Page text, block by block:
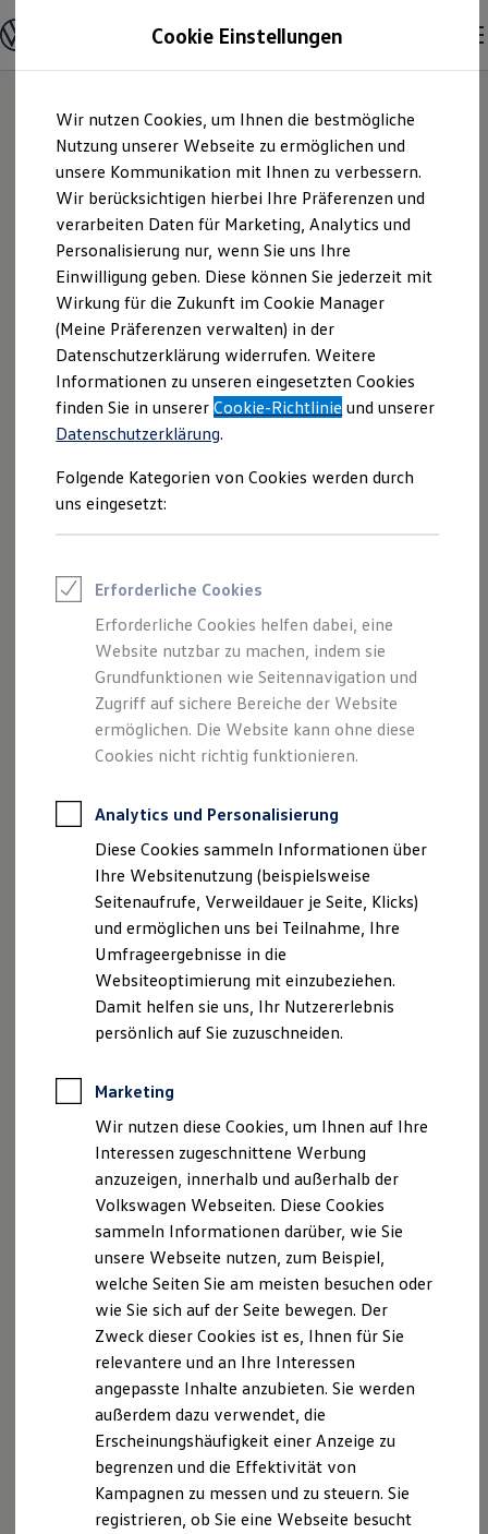
Hauptinhalt
springen
Footer
springen
Modelle und Konfigurator
Konfigurator
Modelle vergleichen
Elektroautos
ENERGY Sondermodelle
Nutzfahrzeuge
SUV und CUV
Familienautos
Kombis
Kompaktwagen
Sportwagen
Schnell verfügbare Fahrzeuge
Angebote und Produkte
Aktuelle Angebote
E-Auto-Förderung
Volkswagen Marktplatz
Die ENERGY Sondermodelle
Junge Gebrauchtwagen und Gebrauchtwagen
Volkswagen Zertifizierte Gebrauchtwagen
Elektromobilität bei Gebrauchtwagen
Saisonangebote
Reifenpakete
Leasing
Leasing-Angebote
Elektroauto Leasing
Kleinwagen-Leasing
Leasing ohne Anzahlung
Finanzierung
Autokredit mit Schlussrate
Versicherungen und Garantien
Kfz-Versicherung
Restschuldversicherungen
Garantien
Professional Class bei Volkswagen
Behörden
Direktkunden
Sonderfahrzeuge
Anpfiff zum Gewinn
Elektromobilität
Elektroautos
ID. Tutorials
Elektrofahrzeugkonzepte
ID. EVERY1
Reichweite
Rekuperation
Laden unterwegs
Laden Zuhause
Ladestationen finden
Ladezeitensimulator
Batterie
Sicherheit
Nachhaltigkeit
Technologie
Kosten und Kauf
Kaufoptionen
E-Auto-Förderung
Software und Konnektivität
Die ID. Software 6
ID. Software Versionen und Updates
Digitale Extras
Schnittstellen zu Ihrem ID.
Hybridautos
Marke und Erlebnis
Volkswagen R und R Experience
Johann Wiedmann
GmbH | Impressum
& Rechtliches
Hier finden Sie Informationen über uns
(Johann Wiedmann GmbH) als
verantwortlichen Anbieter von Inhalten
und Angeboten, die auf dieser Website
speziell aufgeführt sind.
Impressum
Datenschutzerklärung
Nutzung von Terminbuchung Online
Impressum
Firma:
Johann Wiedmann GmbH
Donaustraße 27
93342 Saal an der Donau
Geschäftsführung: Johannes Marx
Geschäftsleitung: Oscar Voorvaart
Kontakt:
VW Telefon: 09441-6883-0
VW Telefax: 09441-6883-80
E-Mail:info@autohaus-wiedmann.de
www.autohaus-wiedmann.de
DE 813947725
Handelsregisternummer:
Registergericht Regensburg, HRB 1912
Versicherungsvertreter mit Erlaubnisbefreiung,
Bundesrepublik Deutschland
Erlaubnisbefreiung nach §34d Abs. 3 GewO
Cookie Einstellungen
Wir nutzen Cookies, um Ihnen die bestmögliche
Nutzung unserer Webseite zu ermöglichen und
unsere Kommunikation mit Ihnen zu verbessern.
Wir berücksichtigen hierbei Ihre Präferenzen und
verarbeiten Daten für Marketing, Analytics und
Personalisierung nur, wenn Sie uns Ihre
Einwilligung geben. Diese können Sie jederzeit mit
Wirkung für die Zukunft im Cookie Manager
(Meine Präferenzen verwalten) in der
Datenschutzerklärung widerrufen. Weitere
Informationen zu unseren eingesetzten Cookies
finden Sie in unsererCookie-Richtlinie und unserer
Datenschutzerklärung.
Folgende Kategorien von Cookies werden durch
uns eingesetzt:
Erforderliche Cookies
Erforderliche Cookies helfen dabei, eine
Website nutzbar zu machen, indem sie
Grundfunktionen wie Seitennavigation und
Zugriff auf sichere Bereiche der Website
ermöglichen. Die Website kann ohne diese
Cookies nicht richtig funktionieren.
Analytics und Personalisierung
Diese Cookies sammeln Informationen über
Ihre Websitenutzung (beispielsweise
Seitenaufrufe, Verweildauer je Seite, Klicks)
und ermöglichen uns bei Teilnahme, Ihre
Umfrageergebnisse in die
Websiteoptimierung mit einzubeziehen.
Damit helfen sie uns, Ihr Nutzererlebnis
persönlich auf Sie zuzuschneiden.
Marketing
Wir nutzen diese Cookies, um Ihnen auf Ihre
Interessen zugeschnittene Werbung
anzuzeigen, innerhalb und außerhalb der
Volkswagen Webseiten. Diese Cookies
sammeln Informationen darüber, wie Sie
unsere Webseite nutzen, zum Beispiel,
welche Seiten Sie am meisten besuchen oder
wie Sie sich auf der Seite bewegen. Der
Zweck dieser Cookies ist es, Ihnen für Sie
relevantere und an Ihre Interessen
angepasste Inhalte anzubieten. Sie werden
außerdem dazu verwendet, die
Erscheinungshäufigkeit einer Anzeige zu
begrenzen und die Effektivität von
Kampagnen zu messen und zu steuern. Sie
registrieren, ob Sie eine Webseite besucht